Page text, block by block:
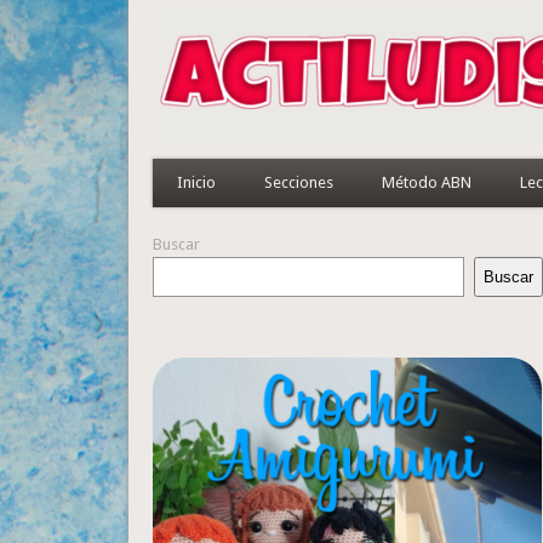
Inicio Secciones Método ABN
Buscar
Buscar